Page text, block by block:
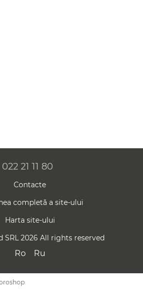
022 21 11 80
Contacte
completă a site-ului
Harta site-ului
SRL 2026 All rights reserved
Ro Ru